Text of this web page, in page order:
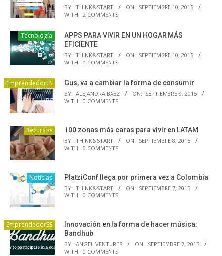
BY: THINK&START ON: SEPTIEMBRE 10, 2015
WITH: 2 COMMENTS
Tecnología
APPS PARA VIVIR EN UN HOGAR MÁS
EFICIENTE
BY: THINK&START ON: SEPTIEMBRE 10, 2015
WITH: 0 COMMENTS
EmprendedorES Gus, va a cambiar la forma de consumir
BY: ALEJANDRA BAEZ ON: SEPTIEMBRE 9, 2015
WITH: 0 COMMENTS
Recursos 100 zonas más caras para vivir en LATAM
BY: THINK&START ON: SEPTIEMBRE 8, 2015
WITH: 0 COMMENTS
Noticias PlatziConf llega por primera vez a Colombia
BY: THINK&START ON: SEPTIEMBRE 7, 2015
WITH: 0 COMMENTS
EmprendedorES
Innovación en la forma de hacer música:
Bandhub
BY: ANGEL VENTURES ON: SEPTIEMBRE 7, 2015
WITH: 0 COMMENTS